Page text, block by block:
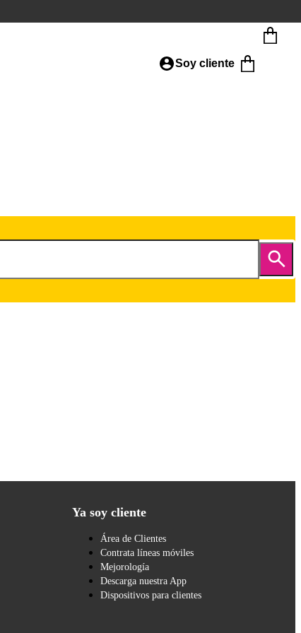
Soy cliente
Ya soy cliente
Área de Clientes
Contrata líneas móviles
Mejorología
Descarga nuestra App
Dispositivos para clientes